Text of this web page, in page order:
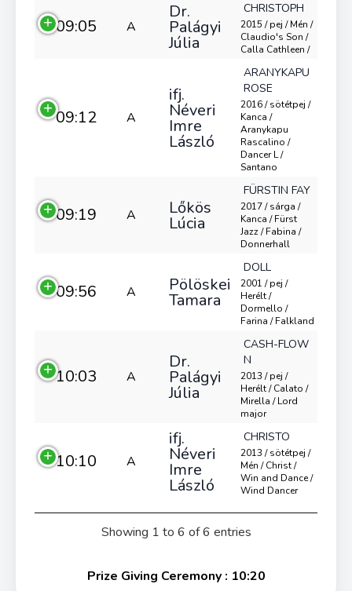
09:05 A
Dr.
Palágyi
Júlia
CHRISTOPH
2015 / pej / Mén /
Claudio's Son /
Calla Cathleen /
09:12 A
ifj.
Néveri
Imre
László
ARANYKAPU
ROSE
2016 / sötétpej /
Kanca /
Aranykapu
Rascalino /
Dancer L /
Santano
09:19 A Lőkös
Lúcia
FÜRSTIN FAY
2017 / sárga /
Kanca / Fürst
Jazz / Fabina /
Donnerhall
09:56 A Pölöskei
Tamara
DOLL
2001 / pej /
Herélt /
Dormello /
Farina / Falkland
10:03 A
Dr.
Palágyi
Júlia
CASH-FLOW
N
2013 / pej /
Herélt / Calato /
Mirella / Lord
major
10:10 A
ifj.
Néveri
Imre
László
CHRISTO
2013 / sötétpej /
Mén / Christ /
Win and Dance /
Wind Dancer
Showing 1 to 6 of 6 entries
Prize Giving Ceremony : 10:20